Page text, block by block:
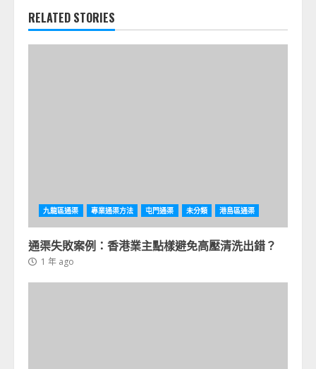
RELATED STORIES
九龍區通渠 專業通渠方法 屯門通渠 未分類 港島區通渠
通渠失敗案例：香港業主點樣避免高壓清洗出錯？
1 年 ago